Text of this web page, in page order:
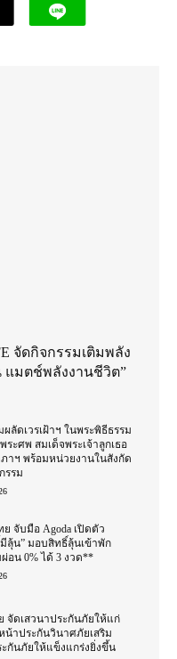
จัดกิจกรรมเติมพลัง
แมตช์พลังงานชีวิต”
ผลัดเวรเฝ้าฯ ในพระพิธีธรรม
ระศพ สมเด็จพระเจ้าลูกเธอ
าฯ พร้อมหน่วยงานในสังกัด
รรม
ย จับมือ Agoda เปิดตัว
ลุ้น” มอบสิทธิ์ลุ้นเข้าพัก
อน 0% ได้ 3 งวด**
จัดเสวนาประกันภัยให้แก่
าประกันวินาศภัยเสริม
กันภัยให้แข็งแกร่งยิ่งขึ้น